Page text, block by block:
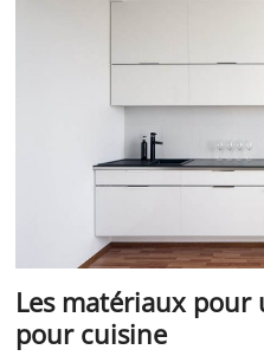
Les matériaux
pour cuisine